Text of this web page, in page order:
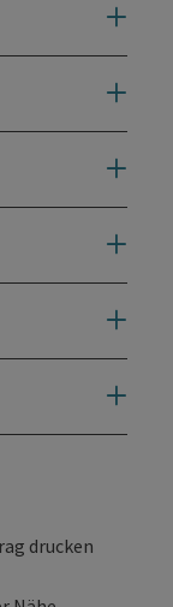
drucken